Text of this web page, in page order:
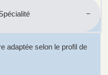
adaptée selon le profil de